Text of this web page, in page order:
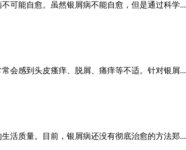
可能自愈。虽然银屑病不能自愈，但是通过科学...
会感到头皮瘙痒、脱屑、痛痒等不适。针对银屑...
活质量。目前，银屑病还没有彻底治愈的方法郑...